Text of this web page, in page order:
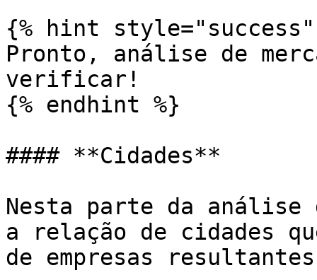
{% hint style="success"
Pronto, análise de
verificar!
{% endhint %}
#### **Cidades**
Nesta parte da análise
a relação de cidades
de empresas